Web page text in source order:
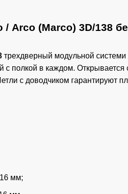
Arco (Marco) 3D/138
трехдверный модульной системи
с полкой в каждом.
с доводчиком гарантируют
мм;